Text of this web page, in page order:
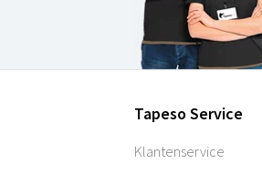
Tapeso Service
Klantenservice